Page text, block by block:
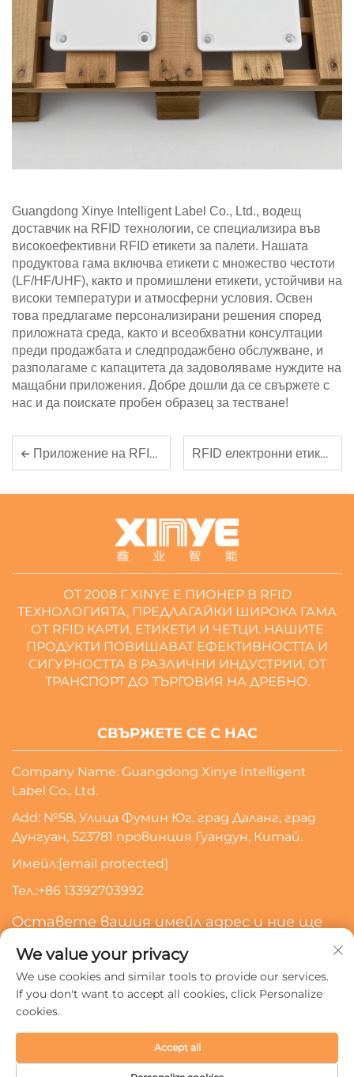
Guangdong Xinye Intelligent Label Co., Ltd., водещ
доставчик на RFID технологии, се специализира във
високоефективни RFID етикети за палети. Нашата
продуктова гама включва етикети с множество честоти
(LF/HF/UHF), както и промишлени етикети, устойчиви на
високи температури и атмосферни условия. Освен
това предлагаме персонализирани решения според
приложната среда, както и всеобхватни консултации
преди продажбата и следпродажбено обслужване, и
разполагаме с капацитета да задоволяваме нуждите на
мащабни приложения. Добре дошли да се свържете с
нас и да поискате пробен образец за тестване!
Приложение на RFID карта за хотелски ключ в системата за управление на хотели RFID електронни етикети за печати в логистични сценарии
ОТ 2008 Г. XINYE Е ПИОНЕР В RFID
ТЕХНОЛОГИЯТА, ПРЕДЛАГАЙКИ ШИРОКА ГАМА
ОТ RFID КАРТИ, ЕТИКЕТИ И ЧЕТЦИ. НАШИТЕ
ПРОДУКТИ ПОВИШАВАТ ЕФЕКТИВНОСТТА И
СИГУРНОСТТА В РАЗЛИЧНИ ИНДУСТРИИ, ОТ
ТРАНСПОРТ ДО ТЪРГОВИЯ НА ДРЕБНО.
СВЪРЖЕТЕ СЕ С НАС
Company Name: Guangdong Xinye Intelligent
Label Co., Ltd.
Add: №58, Улица Фумин Юг, град Даланг, град
Дунгуан, 523781 провинция Гуандун, Китай.
Имейл:[email protected]
Тел.:+86 13392703992
Оставете вашия имейл адрес и ние ще
Абонирайте Се
Политика за поверителност
We value your privacy
We use cookies and similar tools to provide our services.
If you don't want to accept all cookies, click Personalize
cookies.
Accept all